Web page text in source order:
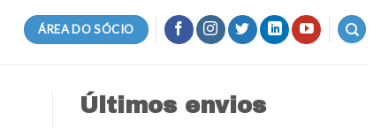
ÁREA DO SÓCIO
Últimos envios